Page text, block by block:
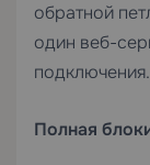
обратной
один веб-
подключения.
Полная